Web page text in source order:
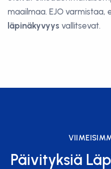
maailmaa. EJO varmistaa,
läpinäkyvyys vallitsevat.
Päivityksiä